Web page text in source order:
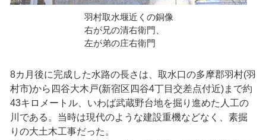
羽村取水堰近くの銅像
右が兄の清右衛門、
左が弟の庄右衛門
8カ月後に完成した水路の長さは、取水口の多摩郡羽村(羽
村市)から四谷大木戸(新宿区四谷4丁目交差点付近)まで約
43キロメートル、いわば武蔵野台地を掘り進めた人工の
川である。当時は現代のような建設重機などなく、素掘
りの大土木工事だった。